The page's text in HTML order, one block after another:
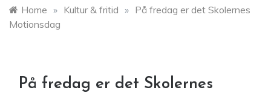
Home » Kultur & fritid » På fredag er det Skolernes
Motionsdag
På fredag er det Skolernes